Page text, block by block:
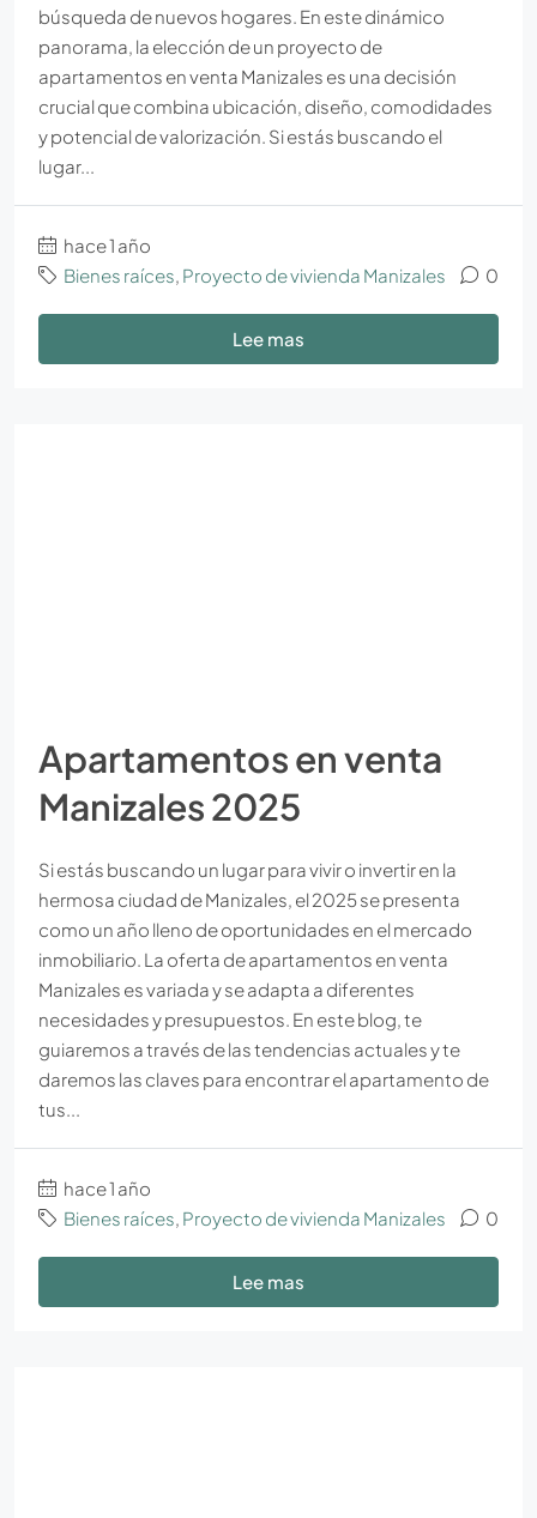
búsqueda de nuevos hogares. En este dinámico
panorama, la elección de un proyecto de
apartamentos en venta Manizales es una decisión
crucial que combina ubicación, diseño, comodidades
y potencial de valorización. Si estás buscando el
lugar...
hace 1 año
Bienes raíces, Proyecto de vivienda Manizales 0
Lee mas
Apartamentos en venta
Manizales 2025
Si estás buscando un lugar para vivir o invertir en la
hermosa ciudad de Manizales, el 2025 se presenta
como un año lleno de oportunidades en el mercado
inmobiliario. La oferta de apartamentos en venta
Manizales es variada y se adapta a diferentes
necesidades y presupuestos. En este blog, te
guiaremos a través de las tendencias actuales y te
daremos las claves para encontrar el apartamento de
tus...
hace 1 año
Bienes raíces Proyecto de vivienda Manizales 0
Lee mas